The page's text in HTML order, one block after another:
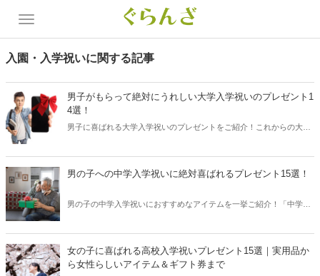
入園・入学祝いに関する記事
男子がもらって絶対にうれしい大学入学祝いのプレゼント1
4選！
男子に喜ばれる大学入学祝いのプレゼントをご紹介！これからの大学
流行っているブランドは？そんな疑問にお答えできる記事となってい
ますので、ぜひ最後までご覧いただき、大切な方へのギフト選びの参
男の子への中学入学祝いに絶対喜ばれるプレゼント15選！
男の子の中学入学祝いにおすすめなアイテムを一挙ご紹介！「中学入
キング上位の商品や定番アイテムを取り入れました。絶対に喜ばれる
ギフトが見つかるはずです！
女の子に喜ばれる高校入学祝いプレゼント15選｜実用品か
ら女性らしいアイテム＆ギフト券まで